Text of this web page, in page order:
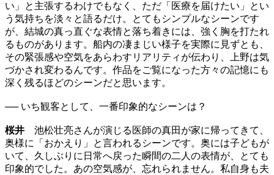
い」と主張するわけでもなく、ただ「医療を届けたい」とい
う気持ちを淡々と語るだけ。とてもシンプルなシーンです
が、結城の真っ直ぐな表情と落ち着きには、強く胸を打たれ
るものがあります。船内の凄まじい様子を実際に見ずとも、
その緊張感や空気をあらわすリアリティが伝わり、上野は気
づかされ変わるんです。作品をご覧になった方々の記憶にも
深く残るほどのシーンだと思います。
── いち観客として、一番印象的なシーンは？
桜井 池松壮亮さんが演じる医師の真田が家に帰ってきて、
奥様に「おかえり」と言われるシーンです。奥には子どもが
いて、久しぶりに日常へ戻った瞬間の二人の表情が、とても
印象的でした。あの空気感が、忘れられません。私自身も夫